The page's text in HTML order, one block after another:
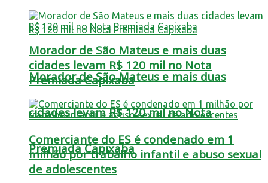
Morador de São Mateus e mais duas
cidades levam R$ 120 mil no Nota
Premiada Capixaba
Morador de São Mateus e mais duas
cidades levam R$ 120 mil no Nota
Premiada Capixaba
Comerciante do ES é condenado em 1
milhão por trabalho infantil e abuso sexual
de adolescentes